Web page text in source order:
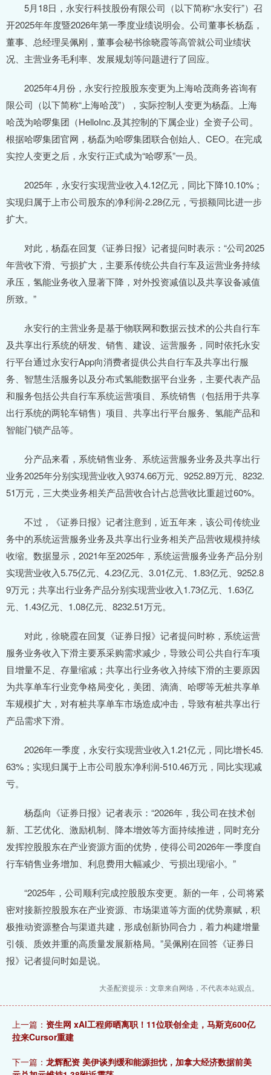
5月18日，永安行科技股份有限公司（以下简称“永安行”）召
开2025年年度暨2026年第一季度业绩说明会。公司董事长杨磊，
董事、总经理吴佩刚，董事会秘书徐晓霞等高管就公司业绩状
况、主营业务毛利率、发展规划等问题进行了回应。
2025年4月份，永安行控股股东变更为上海哈茂商务咨询有
限公司（以下简称“上海哈茂”），实际控制人变更为杨磊。上海
哈茂为哈啰集团（HelloInc.及其控制的下属企业）全资子公司。
根据哈啰集团官网，杨磊为哈啰集团联合创始人、CEO。在完成
实控人变更之后，永安行正式成为“哈啰系”一员。
2025年，永安行实现营业收入4.12亿元，同比下降10.10%；
实现归属于上市公司股东的净利润-2.28亿元，亏损额同比进一步
扩大。
对此，杨磊在回复《证券日报》记者提问时表示：“公司2025
年营收下滑、亏损扩大，主要系传统公共自行车及运营业务持续
承压，氢能业务收入显著下降，对外投资减值以及共享设备减值
所致。”
永安行的主营业务是基于物联网和数据云技术的公共自行车
及共享出行系统的研发、销售、建设、运营服务，同时依托永安
行平台通过永安行App向消费者提供公共自行车及共享出行服
务、智慧生活服务以及分布式氢能数据平台业务，主要代表产品
和服务包括公共自行车系统运营项目、系统销售（包括用于共享
出行系统的两轮车销售）项目、共享出行平台服务、氢能产品和
智能门锁产品等。
分产品来看，系统销售业务、系统运营服务业务及共享出行
业务2025年分别实现营业收入9374.66万元、9252.89万元、8232.
51万元，三大类业务相关产品营收合计占总营收比重超过60%。
不过，《证券日报》记者注意到，近五年来，该公司传统业
务中的系统运营服务业务及共享出行业务相关产品营收规模持续
收缩。数据显示，2021年至2025年，系统运营服务业务产品分别
实现营业收入5.75亿元、4.23亿元、3.01亿元、1.83亿元、9252.8
9万元；共享出行业务产品分别实现营业收入1.73亿元、1.63亿
元、1.43亿元、1.08亿元、8232.51万元。
对此，徐晓霞在回复《证券日报》记者提问时称，系统运营
服务业务收入下滑主要系采购需求减少，导致公司公共自行车项
目增量不足、存量缩减；共享出行业务收入持续下滑的主要原因
为共享单车行业竞争格局变化，美团、滴滴、哈啰等无桩共享单
车规模扩大，对有桩共享单车市场造成冲击，导致有桩共享出行
产品需求下滑。
2026年一季度，永安行实现营业收入1.21亿元，同比增长45.
63%；实现归属于上市公司股东净利润-510.46万元，同比实现减
亏。
杨磊向《证券日报》记者表示：“2026年，我公司在技术创
新、工艺优化、激励机制、降本增效等方面持续推进，同时充分
发挥控股股东在产业资源方面的优势，使得公司2026年一季度自
行车销售业务增加、利息费用大幅减少、亏损出现缩小。”
“2025年，公司顺利完成控股股东变更。新的一年，公司将紧
密对接新控股股东在产业资源、市场渠道等方面的优势禀赋，积
极推动资源整合与渠道共建，形成创新协同合力，着力构建增量
引领、质效并重的高质量发展新格局。”吴佩刚在回答《证券日
报》记者提问时如是说。
大圣配资提示：文章来自网络，不代表本站观点。
上一篇： 资生网 xAI工程师晒离职！11位联创全走，马斯克600亿
拉来Cursor重建
下一篇： 龙辉配资 美伊谈判缓和能源担忧，加拿大经济数据前美